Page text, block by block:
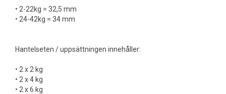
• 2-22kg = 32,5 mm
• 24-42kg = 34 mm
Hantelseten / uppsättningen innehåller:
• 2 x 2 kg
• 2 x 4 kg
• 2 x 6 kg